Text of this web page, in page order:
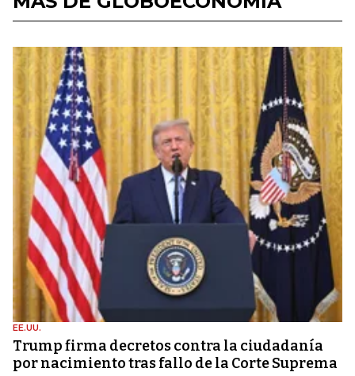
EE.UU.
Trump firma decretos contra la ciudadanía
por nacimiento tras fallo de la Corte Suprema